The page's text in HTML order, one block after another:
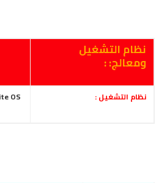
نظام التشغيل
ومعالج: :
نظام التشغيل :